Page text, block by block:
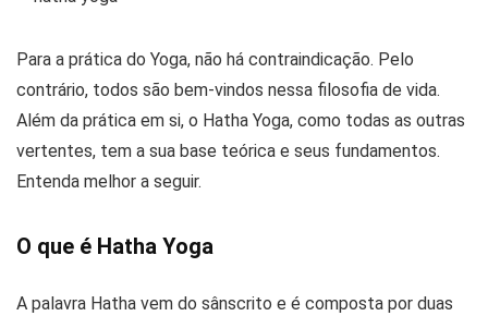
Para a prática do Yoga, não há contraindicação. Pelo
contrário, todos são bem-vindos nessa filosofia de vida.
Além da prática em si, o Hatha Yoga, como todas as outras
vertentes, tem a sua base teórica e seus fundamentos.
Entenda melhor a seguir.
O que é Hatha Yoga
A palavra Hatha vem do sânscrito e é composta por duas